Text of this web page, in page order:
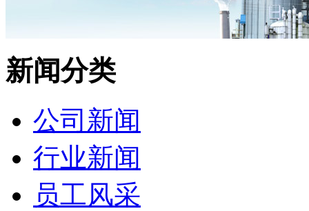
新闻分类
公司新闻
行业新闻
员工风采